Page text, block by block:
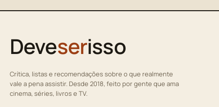
Deveserisso
Crítica, listas e recomendações sobre o que realmente
vale a pena assistir. Desde 2018, feito por gente que ama
cinema, séries, livros e TV.